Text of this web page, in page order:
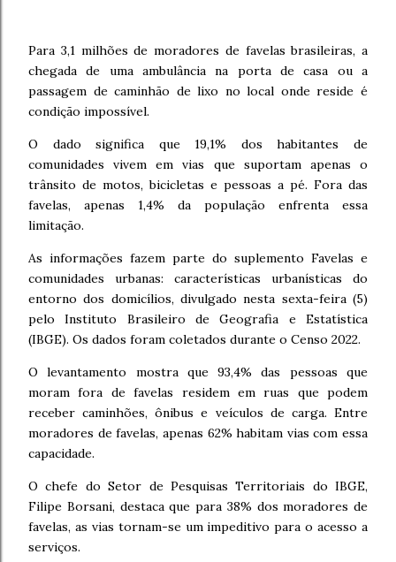
Para 3,1 milhões de moradores de favelas brasileiras, a
chegada de uma ambulância na porta de casa ou a
passagem de caminhão de lixo no local onde reside é
condição impossível.
O dado significa que 19,1% dos habitantes de
comunidades vivem em vias que suportam apenas o
trânsito de motos, bicicletas e pessoas a pé. Fora das
favelas, apenas 1,4% da população enfrenta essa
limitação.
As informações fazem parte do suplemento Favelas e
comunidades urbanas: características urbanísticas do
entorno dos domicílios, divulgado nesta sexta-feira (5)
pelo Instituto Brasileiro de Geografia e Estatística
(IBGE). Os dados foram coletados durante o Censo 2022.
O levantamento mostra que 93,4% das pessoas que
moram fora de favelas residem em ruas que podem
receber caminhões, ônibus e veículos de carga. Entre
moradores de favelas, apenas 62% habitam vias com essa
capacidade.
O chefe do Setor de Pesquisas Territoriais do IBGE,
Filipe Borsani, destaca que para 38% dos moradores de
favelas, as vias tornam-se um impeditivo para o acesso a
serviços.